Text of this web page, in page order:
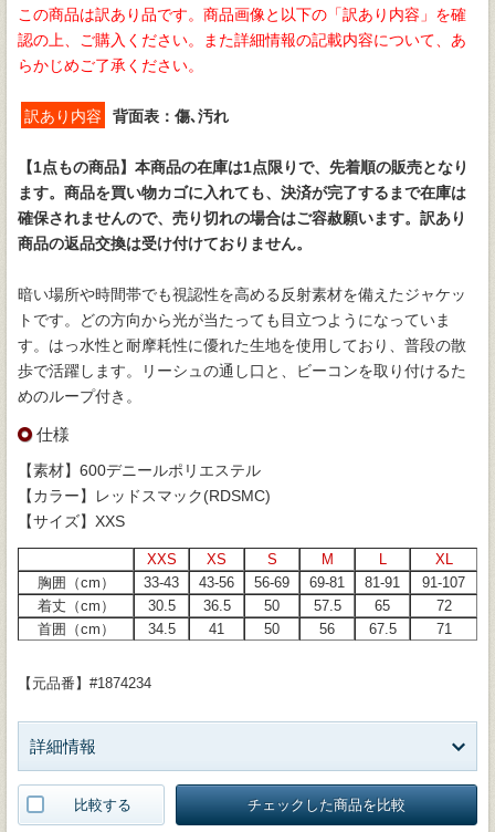
この商品は訳あり品です。商品画像と以下の「訳あり内容」を確
認の上、ご購入ください。また詳細情報の記載内容について、あ
らかじめご了承ください。
訳あり内容 背面表：傷､汚れ
【1点もの商品】 本商品の在庫は1点限りで、先着順の販売となり
ます。商品を買い物カゴに入れても、決済が完了するまで在庫は
確保されませんので、売り切れの場合はご容赦願います。訳あり
商品の返品交換は受け付けておりません。
暗い場所や時間帯でも視認性を高める反射素材を備えたジャケッ
トです。どの方向から光が当たっても目立つようになっていま
す。はっ水性と耐摩耗性に優れた生地を使用しており、普段の散
歩で活躍します。リーシュの通し口と、ビーコンを取り付けるた
めのループ付き。
仕様
【素材】600デニールポリエステル
【カラー】レッドスマック(RDSMC)
【サイズ】XXS
XXS XS S M L
XL
胸囲（cm）
33-43 43-56 56-69 69-81 81-91
91-107
着丈（cm）
30.5 36.5 50 57.5 65
72
首囲（cm）
34.5 41 50 56 67.5 71
【元品番】#1874234
詳細情報
比較する チェックした商品を比較